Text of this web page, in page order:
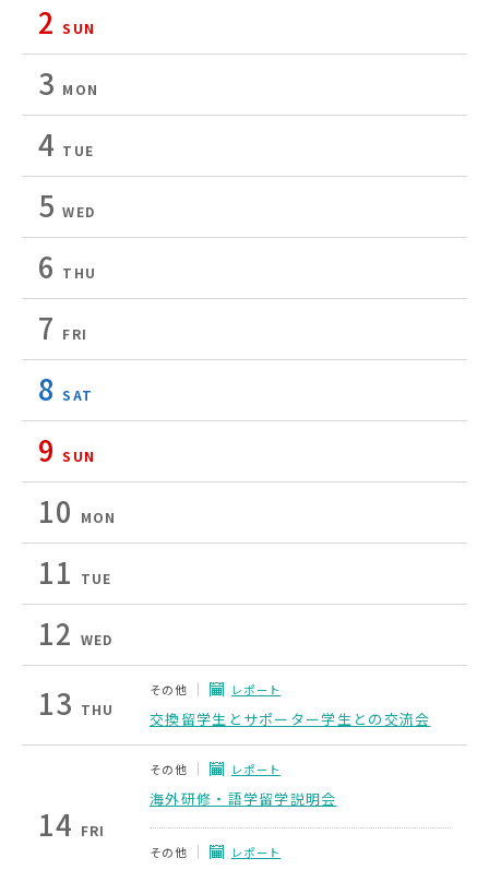
2 SUN
3 MON
4 TUE
5 WED
6 THU
7 FRI
8 SAT
9 SUN
10 MON
11 TUE
12 WED
13 THU
その他 レポート
交換留学生とサポーター学生との交流会
14 FRI
その他 レポート
海外研修・語学留学説明会
その他 レポート